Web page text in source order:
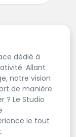
dédié à
Allant
notre vision
de manière
? Le Studio
le tout